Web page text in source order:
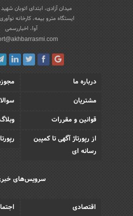
میدان آزادی، ابتدای اتوبان
ایستگاه مترو بیمه، کارخانه
آوا، اخباررسمی
درباره ما
مشتریان
قوانین و مقررات
از رپورتاژ آگهی تا کمپین
رسانه ای
سرویس‌های
اقتصادی